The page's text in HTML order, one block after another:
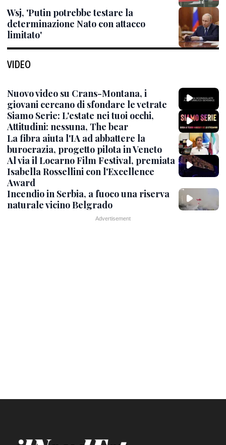
Wsj, 'Putin potrebbe testare la
determinazione Nato con attacco
limitato'
VIDEO
Nuovo video su Crans-Montana, i
giovani cercano di sfondare le vetrate
Siamo Serie: L'estate nei tuoi occhi,
Attitudini: nessuna, The bear
La fibra aiuta l'IA ad abbattere la
burocrazia, progetto pilota in Veneto
Al via il Locarno Film Festival, premiata
Isabella Rossellini con l'Excellence
Award
Incendio in Serbia, a fuoco una riserva
naturale vicino Belgrado